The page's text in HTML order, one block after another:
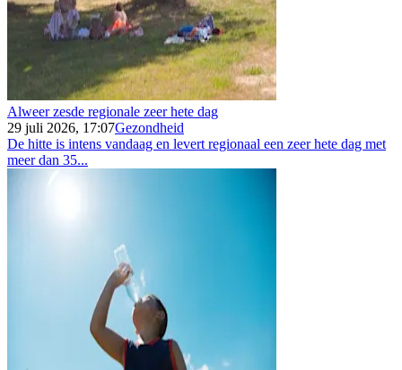
Alweer zesde regionale zeer hete dag
29 juli 2026, 17:07Gezondheid
De hitte is intens vandaag en levert regionaal een zeer hete dag met
meer dan 35...